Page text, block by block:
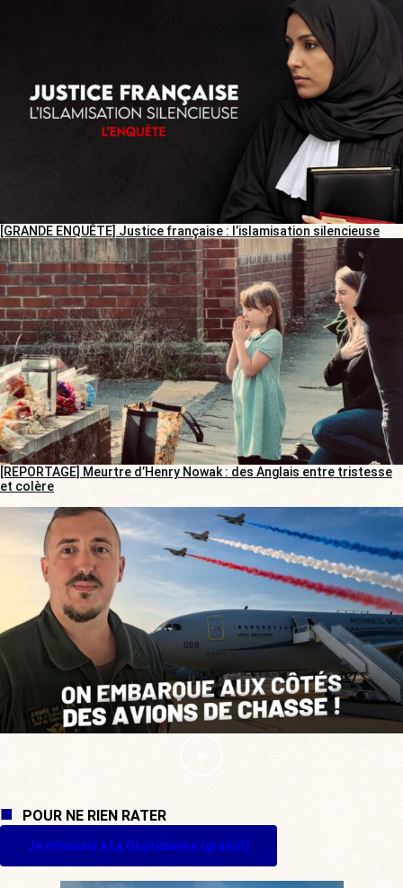
[GRANDE ENQUÊTE] Justice française : l’islamisation silencieuse
[REPORTAGE] Meurtre d’Henry Nowak : des Anglais entre tristesse
et colère
POUR NE RIEN RATER
Je m'inscris à La Quotidienne (gratuit)